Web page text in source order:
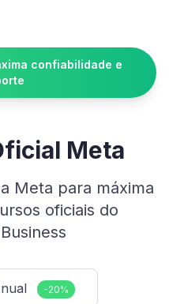
confiabilidade e
Meta
Meta para máxima
oficiais do
-20%